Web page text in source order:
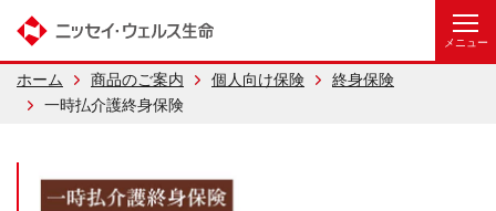
ホーム 商品のご案内 個人向け保険
終身保険
一時払介護終身保険